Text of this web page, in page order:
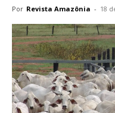
Por Revista Amazônia - 18